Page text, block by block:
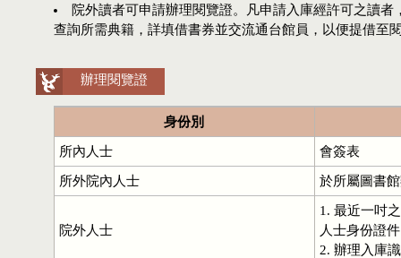
院外讀者可申請辦理閱覽證。凡申請入庫經許可之讀
查詢所需典籍，詳填借書券並交流通台館員，以便提借至
辦理閱覽證
身份別
所內人士 會簽表
所外院內人士 於所屬圖書
院外人士
1. 最近一吋
人士身份證
2. 辦理入庫